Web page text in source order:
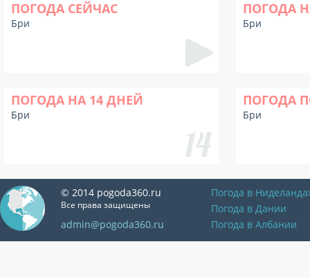
ПОГОДА СЕЙЧАС
Бри
ПОГОДА
Бри
ПОГОДА НА 14 ДНЕЙ
Бри
ПОГОДА
Бри
© 2014 pogoda360.ru
Все права защищены
admin@pogoda360.ru
Погода в
Погода в Дании
Погода в Албании